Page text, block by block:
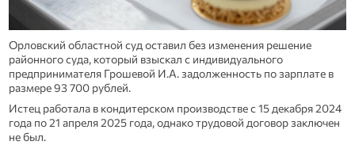
Орловский областной суд оставил без изменения решение
районного суда, который взыскал с индивидуального
предпринимателя Грошевой И.А. задолженность по зарплате в
размере 93 700 рублей.
Истец работала в кондитерском производстве с 15 декабря 2024
года по 21 апреля 2025 года, однако трудовой договор заключен
не был.